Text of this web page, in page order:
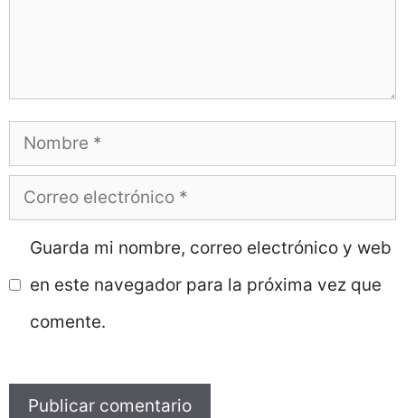
Nombre
Correo
Guarda mi nombre, correo electrónico y web
en este navegador para la próxima vez que
comente.